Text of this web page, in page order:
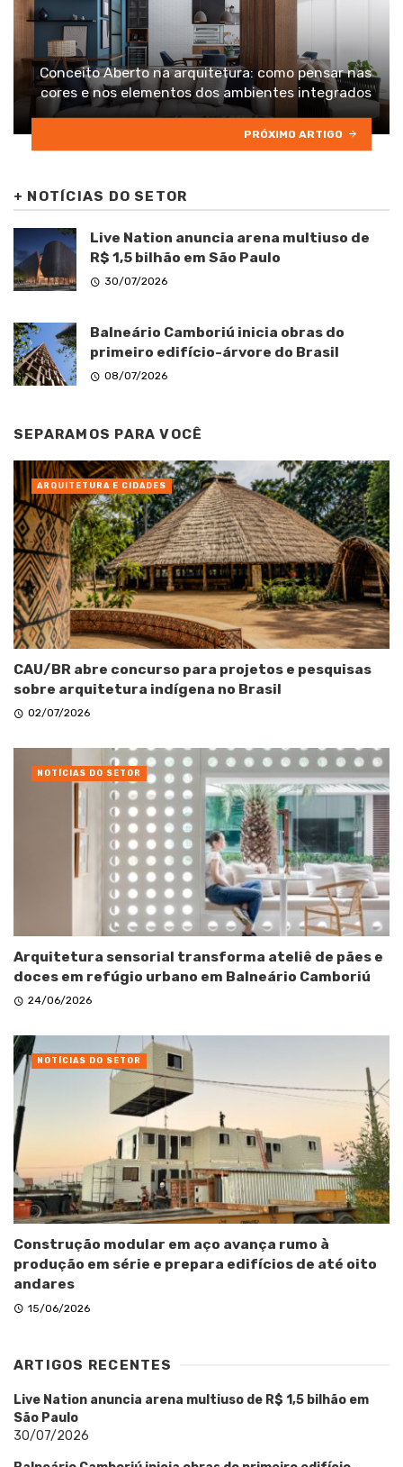
Conceito Aberto na arquitetura: como pensar nas
cores e nos elementos dos ambientes integrados
PRÓXIMO ARTIGO
+ NOTÍCIAS DO SETOR
Live Nation anuncia arena multiuso de
R$ 1,5 bilhão em São Paulo
30/07/2026
Balneário Camboriú inicia obras do
primeiro edifício-árvore do Brasil
08/07/2026
SEPARAMOS PARA VOCÊ
CAU/BR abre concurso para projetos e pesquisas
sobre arquitetura indígena no Brasil
02/07/2026
ARQUITETURA E CIDADES
Arquitetura sensorial transforma ateliê de pães e
doces em refúgio urbano em Balneário Camboriú
24/06/2026
NOTÍCIAS DO SETOR
Construção modular em aço avança rumo à
produção em série e prepara edifícios de até oito
andares
15/06/2026
NOTÍCIAS DO SETOR
ARTIGOS RECENTES
Live Nation anuncia arena multiuso de R$ 1,5 bilhão em
São Paulo
30/07/2026